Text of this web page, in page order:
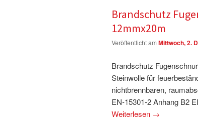
Brandschutz
12mmx20m
Veröffentlicht am Mittwoch, 2.
Brandschutz
Steinwolle für
nichtbrennbaren,
EN-15301-2 Anhang B2
Weiterlesen →